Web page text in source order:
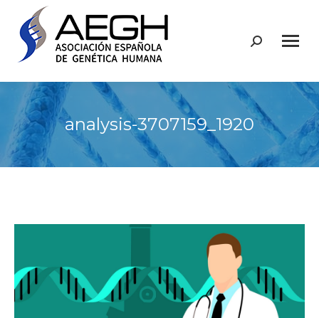
Buscar:
analysis-3707159_1920